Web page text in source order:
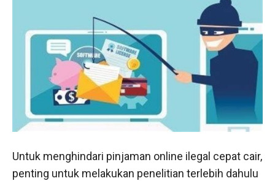
Untuk menghindari pinjaman online ilegal cepat cair,
penting untuk melakukan penelitian terlebih dahulu